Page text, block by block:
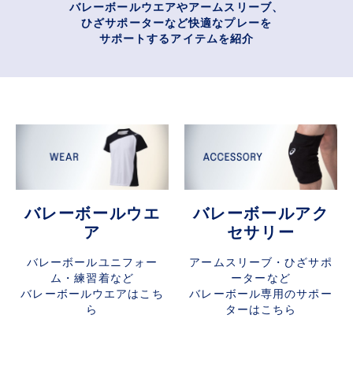
バレーボールウエアやアームスリーブ、
ひざサポーターなど快適なプレーを
サポートするアイテムを紹介​
バレーボールウエ
ア
バレーボールユニフォー
ム・練習着など
バレーボールウエアはこち
ら​
バレーボールアク
セサリー​
アームスリーブ・ひざサポ
ーターなど
バレーボール専用のサポー
ターはこちら​​